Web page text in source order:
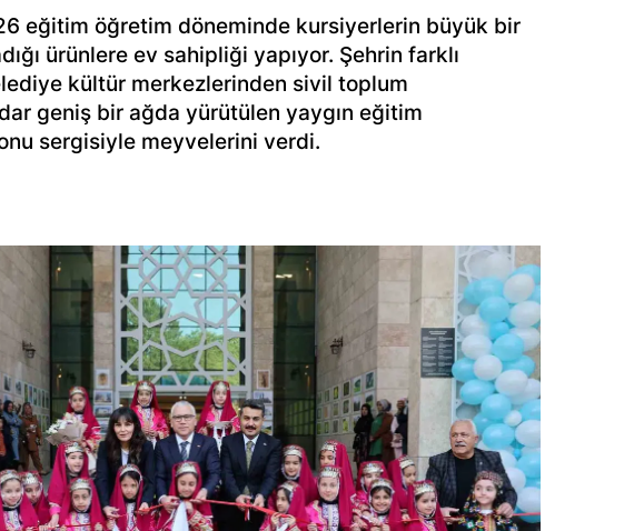
eğitim öğretim döneminde kursiyerlerin büyük bir
ürünlere ev sahipliği yapıyor. Şehrin farklı
kültür merkezlerinden sivil toplum
geniş bir ağda yürütülen yaygın eğitim
sergisiyle meyvelerini verdi.